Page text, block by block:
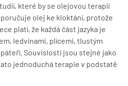
které by se olejovou terapií
olej ke kloktání, protože
platí, že každá část jazyka je
ledvinami, plícemi, tlustým
Souvislosti jsou stejné jako
jednoduchá terapie v podstatě